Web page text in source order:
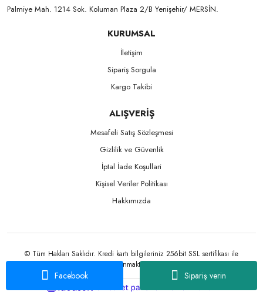
Sipariş verin
Facebook
Palmiye Mah. 1214 Sok. Koluman Plaza 2/B Yenişehir/ MERSİN.ㅤㅤㅤㅤㅤㅤㅤㅤㅤㅤㅤㅤㅤㅤㅤㅤㅤㅤㅤㅤㅤㅤㅤㅤㅤㅤㅤㅤㅤㅤㅤㅤㅤㅤㅤ ㅤㅤㅤㅤㅤㅤㅤㅤㅤㅤ
KURUMSAL
İletişim
Sipariş Sorgula
Kargo Takibi
ALIŞVERİŞ
Mesafeli Satış Sözleşmesi
Gizlilik ve Güvenlik
İptal İade Koşullari
Kişisel Veriler Politikası
Hakkımızda
© Tüm Hakları Saklıdır. Kredi kartı bilgileriniz 256bit SSL sertifikası ile
korunmaktadır.